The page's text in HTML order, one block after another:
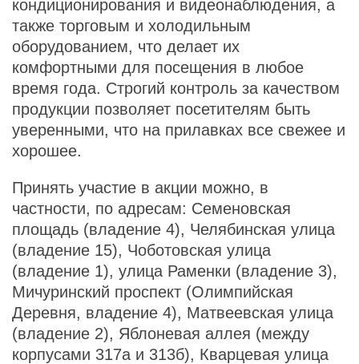
кондиционирования и видеонаблюдения, а
также торговым и холодильным
оборудованием, что делает их
комфортными для посещения в любое
время года. Строгий контроль за качеством
продукции позволяет посетителям быть
уверенными, что на прилавках все свежее и
хорошее.
Принять участие в акции можно, в
частности, по адресам: Семеновская
площадь (владение 4), Челябинская улица
(владение 15), Чоботовская улица
(владение 1), улица Раменки (владение 3),
Мичуринский проспект (Олимпийская
Деревня, владение 4), Матвеевская улица
(владение 2), Яблоневая аллея (между
корпусами 317а и 313б), Кварцевая улица